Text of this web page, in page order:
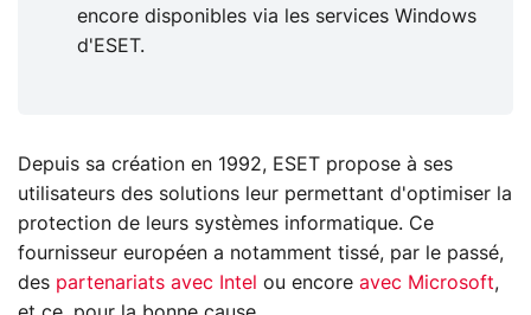
encore disponibles via les services Windows
d'ESET.
Depuis sa création en 1992, ESET propose à ses
utilisateurs des solutions leur permettant d'optimiser la
protection de leurs systèmes informatique. Ce
fournisseur européen a notamment tissé, par le passé,
des partenariats avec Intel ou encore avec Microsoft,